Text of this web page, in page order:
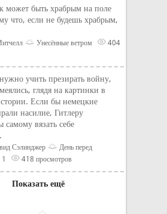
может быть храбрым на поле
что, если не будешь храбрым,
Унесённые ветром
404
учить презирать войну,
глядя на картинки в
Если бы немецкие
насилие, Гитлеру
вязать себе
Сэлинджер
День перед
1 418 просмотров
Показать ещё